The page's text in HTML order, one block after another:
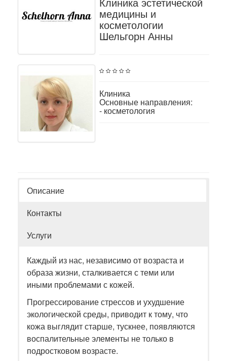
медицины и
косметологии
Шельгорн Анны
Клиника
Основные направления:
- косметология
Описание
Контакты
Услуги
Каждый из нас, независимо от возраста и
образа жизни, сталкивается с теми или
иными проблемами с кожей.
Прогрессирование стрессов и ухудшение
экологической среды, приводит к тому, что
кожа выглядит старше, тускнее, появляются
воспалительные элементы не только в
подростковом возрасте.